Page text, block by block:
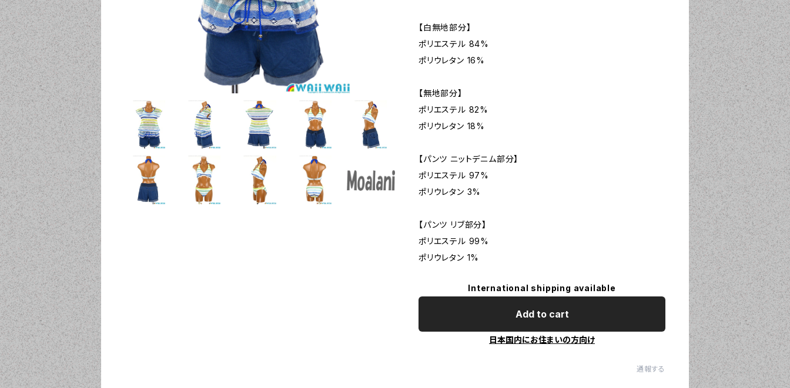
【白無地部分】
ポリエステル 84%
ポリウレタン 16%
【無地部分】
ポリエステル 82%
ポリウレタン 18%
【パンツ ニットデニム部分】
ポリエステル 97%
ポリウレタン 3%
【パンツ リブ部分】
ポリエステル 99%
ポリウレタン 1%
International shipping available
Add to cart
日本国内にお住まいの方向け
通報する